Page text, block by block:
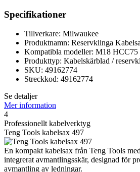
Specifikationer
Tillverkare: Milwaukee
Produktnamn: Reservklinga
Kompatibla modeller: M18
Produkttyp: Kabelskärblad /
SKU: 49162774
Streckkod: 49162774
Se detaljer
Mer information
4
Professionellt kabelverktyg
Teng Tools kabelsax 497
En kompakt kabelsax från Teng Tools
integrerat avmantlingsskär, designad för
avmantling av ledningar.